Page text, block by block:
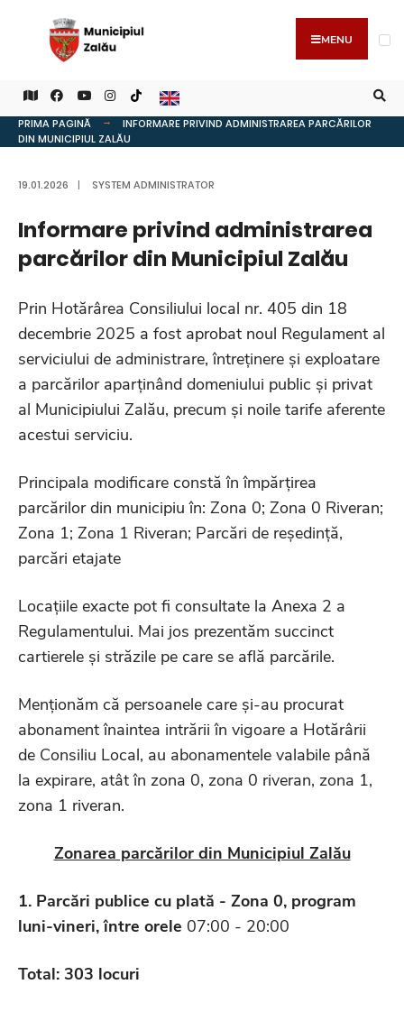
MENU
PRIMA PAGINĂ
INFORMARE PRIVIND ADMINISTRAREA PARCĂRILOR
DIN MUNICIPIUL ZALĂU
19.01.2026 | SYSTEM ADMINISTRATOR
Informare privind administrarea
parcărilor din Municipiul Zalău
Prin Hotărârea Consiliului local nr. 405 din 18
decembrie 2025 a fost aprobat noul Regulament al
serviciului de administrare, întreținere și exploatare
a parcărilor aparținând domeniului public și privat
al Municipiului Zalău, precum și noile tarife aferente
acestui serviciu.
Principala modificare constă în împărțirea
parcărilor din municipiu în: Zona 0; Zona 0 Riveran;
Zona 1; Zona 1 Riveran; Parcări de reședință,
parcări etajate
Locațiile exacte pot fi consultate la Anexa 2 a
Regulamentului. Mai jos prezentăm succinct
cartierele și străzile pe care se află parcările.
Menționăm că persoanele care și-au procurat
abonament înaintea intrării în vigoare a Hotărârii
de Consiliu Local, au abonamentele valabile până
la expirare, atât în zona 0, zona 0 riveran, zona 1,
zona 1 riveran.
Zonarea parcărilor din Municipiul Zalău
1. Parcări publice cu plată - Zona 0, program
luni-vineri,între orele 07:00 - 20:00
Total: 303 locuri